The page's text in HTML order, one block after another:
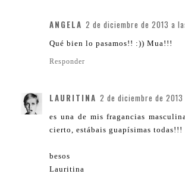
ANGELA 2 de diciembre de 2013 a
Qué bien lo pasamos!! :)) Mua!!!
Responder
LAURITINA 2 de diciembre de
es una de mis fragancias
cierto, estábais guapísimas todas!!!
besos
Lauritina